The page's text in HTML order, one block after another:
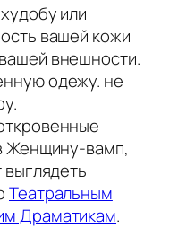
или
вашей кожи
внешности.
одежу. не
Женщину-вамп,
Театральным
Драматикам.